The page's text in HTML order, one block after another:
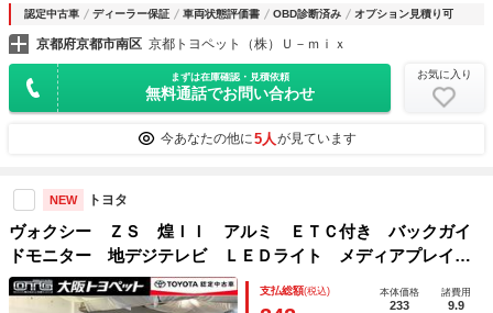
認定中古車 ディーラー保証 車両状態評価書 OBD診断済み オプション見積り可
京都府京都市南区 京都トヨペット（株）Ｕ－ｍｉｘ
まずは在庫確認・見積依頼
無料通話でお問い合わせ
お気に入り
今あなたの他に5人 が見ています
NEW トヨタ
ヴォクシー ＺＳ 煌ＩＩ アルミ ＥＴＣ付き バックガイ
ドモニター 地デジテレビ ＬＥＤライト メディアプレイヤ
ー接続 エアロ 助手席エアバック ＶＳＣ セキュリティア
ラーム ＤＶＤ再生可 ＡＣ パワステ ＳＲＳ クルーズＣ
支払総額(税込) 本体価格
233
諸費用
9.9